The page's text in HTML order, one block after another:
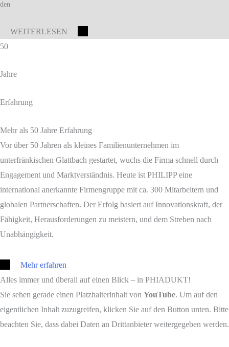
den
WEITERLESEN
50
Jahre
Erfahrung
Mehr als 50 Jahre Erfahrung
Vor über 50 Jahren als kleines Familienunternehmen im
unterfränkischen Glattbach gestartet, wuchs die Firma schnell durch
Engagement und Marktverständnis. Heute ist PHILIPP eine
international anerkannte Firmengruppe mit ca. 300 Mitarbeitern und
globalen Partnerschaften. Der Erfolg basiert auf Innovationskraft, der
Fähigkeit, Herausforderungen zu meistern, und dem Streben nach
Unabhängigkeit.
Mehr erfahren
Alles immer und überall auf einen Blick – in PHIADUKT!
Sie sehen gerade einen Platzhalterinhalt von YouTube. Um auf den
eigentlichen Inhalt zuzugreifen, klicken Sie auf den Button unten. Bitte
beachten Sie, dass dabei Daten an Drittanbieter weitergegeben werden.